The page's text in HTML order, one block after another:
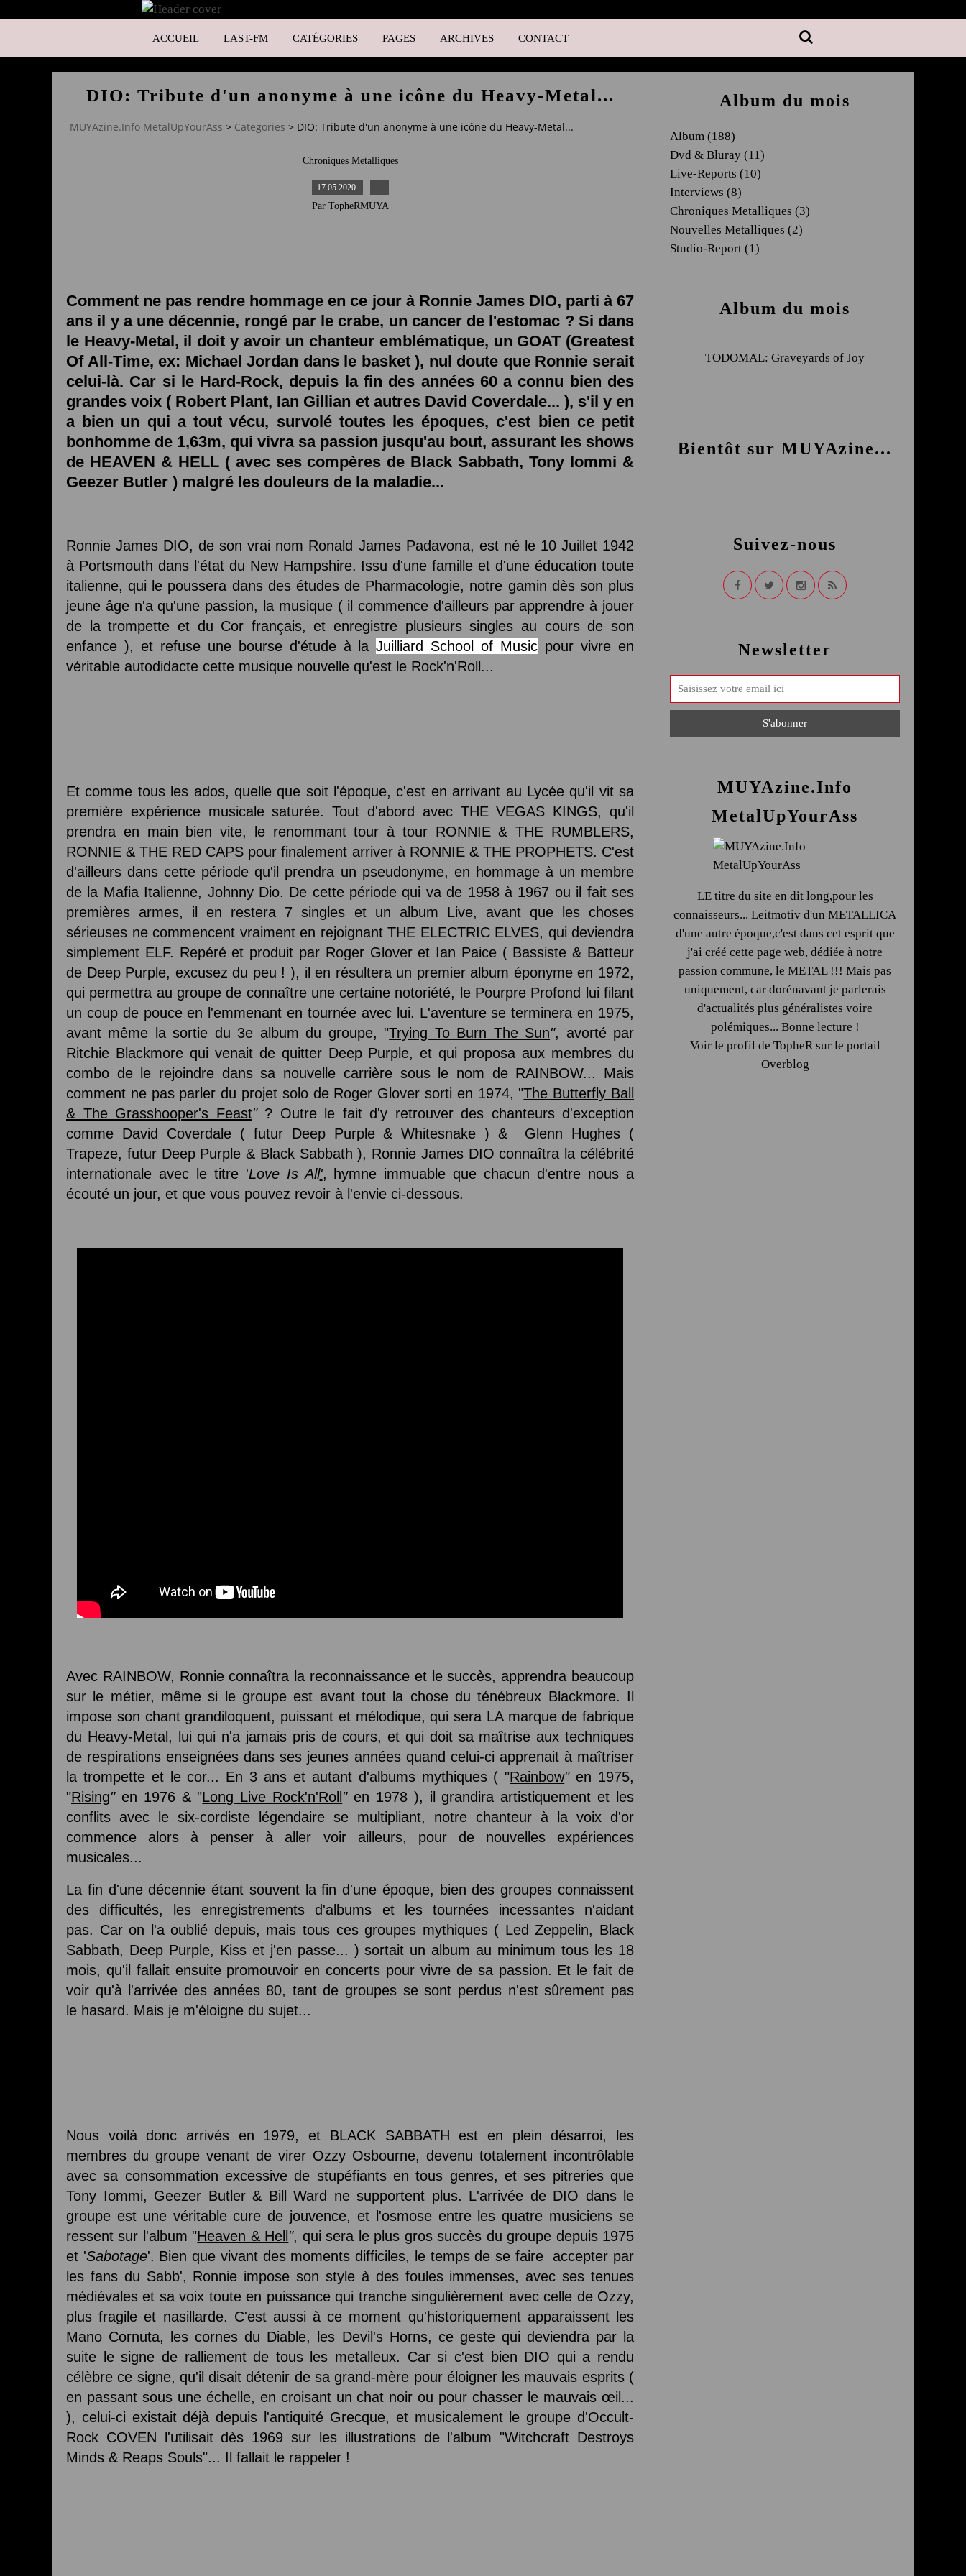
ACCUEIL LAST-FM CATÉGORIES PAGES ARCHIVES CONTACT
DIO: Tribute d'un anonyme à une icône du Heavy-Metal...
MUYAzine.Info MetalUpYourAss > Categories > DIO: Tribute d'un anonyme à une icône du Heavy-Metal...
Chroniques Metalliques
17.05.2020
Par TopheRMUYA
Comment ne pas rendre hommage en ce jour à Ronnie James DIO, parti à 67
ans il y a une décennie, rongé par le crabe, un cancer de l'estomac ? Si dans
le Heavy-Metal, il doit y avoir un chanteur emblématique, un GOAT (Greatest
Of All-Time, ex: Michael Jordan dans le basket ), nul doute que Ronnie serait
celui-là. Car si le Hard-Rock, depuis la fin des années 60 a connu bien des
grandes voix ( Robert Plant, Ian Gillian et autres David Coverdale... ), s'il y en
a bien un qui a tout vécu, survolé toutes les époques, c'est bien ce petit
bonhomme de 1,63m, qui vivra sa passion jusqu'au bout, assurant les shows
de HEAVEN & HELL ( avec ses compères de Black Sabbath, Tony Iommi &
Geezer Butler ) malgré les douleurs de la maladie...
Ronnie James DIO, de son vrai nom Ronald James Padavona, est né le 10 Juillet 1942
à Portsmouth dans l'état du New Hampshire. Issu d'une famille et d'une éducation toute
italienne, qui le poussera dans des études de Pharmacologie, notre gamin dès son plus
jeune âge n'a qu'une passion, la musique ( il commence d'ailleurs par apprendre à jouer
de la trompette et du Cor français, et enregistre plusieurs singles au cours de son
enfance ), et refuse une bourse d'étude à laJuilliard School of Music pour vivre en
véritable autodidacte cette musique nouvelle qu'est le Rock'n'Roll...
Et comme tous les ados, quelle que soit l'époque, c'est en arrivant au Lycée qu'il vit sa
première expérience musicale saturée. Tout d'abord avec THE VEGAS KINGS, qu'il
prendra en main bien vite, le renommant tour à tour RONNIE & THE RUMBLERS,
RONNIE & THE RED CAPS pour finalement arriver à RONNIE & THE PROPHETS. C'est
d'ailleurs dans cette période qu'il prendra un pseudonyme, en hommage à un membre
de la Mafia Italienne, Johnny Dio. De cette période qui va de 1958 à 1967 ou il fait ses
premières armes, il en restera 7 singles et un album Live, avant que les choses
sérieuses ne commencent vraiment en rejoignant THE ELECTRIC ELVES, qui deviendra
simplement ELF. Repéré et produit par Roger Glover et Ian Paice ( Bassiste & Batteur
de Deep Purple, excusez du peu ! ), il en résultera un premier album éponyme en 1972,
qui permettra au groupe de connaître une certaine notoriété, le Pourpre Profond lui filant
un coup de pouce en l'emmenant en tournée avec lui. L'aventure se terminera en 1975,
avant même la sortie du 3e album du groupe, "Trying To Burn The Sun", avorté par
Ritchie Blackmore qui venait de quitter Deep Purple, et qui proposa aux membres du
combo de le rejoindre dans sa nouvelle carrière sous le nom de RAINBOW... Mais
comment ne pas parler du projet solo de Roger Glover sorti en 1974, "The Butterfly Ball
& The Grasshooper's Feast"? Outre le fait d'y retrouver des chanteurs d'exception
comme David Coverdale ( futur Deep Purple & Whitesnake ) & Glenn Hughes (
Trapeze, futur Deep Purple & Black Sabbath ), Ronnie James DIO connaîtra la célébrité
internationale avec le titre 'Love Is All', hymne immuable que chacun d'entre nous a
écouté un jour, et que vous pouvez revoir à l'envie ci-dessous.
Avec RAINBOW, Ronnie connaîtra la reconnaissance et le succès, apprendra beaucoup
sur le métier, même si le groupe est avant tout la chose du ténébreux Blackmore. Il
impose son chant grandiloquent, puissant et mélodique, qui sera LA marque de fabrique
du Heavy-Metal, lui qui n'a jamais pris de cours, et qui doit sa maîtrise aux techniques
de respirations enseignées dans ses jeunes années quand celui-ci apprenait à maîtriser
la trompette et le cor... En 3 ans et autant d'albums mythiques ( "Rainbow"en 1975,
"Rising"en 1976 & "Long Live Rock'n'Roll "en 1978 ), il grandira artistiquement et les
conflits avec le six-cordiste légendaire se multipliant, notre chanteur à la voix d'or
commence alors à penser à aller voir ailleurs, pour de nouvelles expériences
musicales...
La fin d'une décennie étant souvent la fin d'une époque, bien des groupes connaissent
des difficultés, les enregistrements d'albums et les tournées incessantes n'aidant
pas. Car on l'a oublié depuis, mais tous ces groupes mythiques ( Led Zeppelin, Black
Sabbath, Deep Purple, Kiss et j'en passe... ) sortait un album au minimum tous les 18
mois, qu'il fallait ensuite promouvoir en concerts pour vivre de sa passion. Et le fait de
voir qu'à l'arrivée des années 80, tant de groupes se sont perdus n'est sûrement pas
le hasard. Mais je m'éloigne du sujet...
Nous voilà donc arrivés en 1979, et BLACK SABBATH est en plein désarroi, les
membres du groupe venant de virer Ozzy Osbourne, devenu totalement incontrôlable
avec sa consommation excessive de stupéfiants en tous genres, et ses pitreries que
Tony Iommi, Geezer Butler & Bill Ward ne supportent plus. L'arrivée de DIO dans le
groupe est une véritable cure de jouvence, et l'osmose entre les quatre musiciens se
ressent sur l'album "Heaven & Hell ", qui sera le plus gros succès du groupe depuis 1975
et 'Sabotage'. Bien que vivant des moments difficiles, le temps de se faire accepter par
les fans du Sabb', Ronnie impose son style à des foules immenses, avec ses tenues
médiévales et sa voix toute en puissance qui tranche singulièrement avec celle de Ozzy,
plus fragile et nasillarde. C'est aussi à ce moment qu'historiquement apparaissent les
Mano Cornuta, les cornes du Diable, les Devil's Horns, ce geste qui deviendra par la
suite le signe de ralliement de tous les metalleux. Car si c'est bien DIO qui a rendu
célèbre ce signe, qu'il disait détenir de sa grand-mère pour éloigner les mauvais esprits (
en passant sous une échelle, en croisant un chat noir ou pour chasser le mauvais œil...
), celui-ci existait déjà depuis l'antiquité Grecque, et musicalement le groupe d'Occult-
Rock COVEN l'utilisait dès 1969 sur les illustrations de l'album "Witchcraft Destroys
Minds & Reaps Souls"... Il fallait le rappeler !
Newsletter
Album du mois
Album (188)
Dvd & Bluray (11)
Live-Reports (10)
Interviews (8)
Chroniques Metalliques (3)
Nouvelles Metalliques (2)
Studio-Report (1)
MUYAzine.Info
MetalUpYourAss
LE titre du site en dit long,pour les
connaisseurs... Leitmotiv d'un METALLICA
d'une autre époque,c'est dans cet esprit que
j'ai créé cette page web, dédiée à notre
passion commune, le METAL !!! Mais pas
uniquement, car dorénavant je parlerais
d'actualités plus généralistes voire
polémiques... Bonne lecture !
Voir le profil de TopheRsur le portail
Overblog
Suivez-nous
Album du mois
TODOMAL: Graveyards of Joy
Bientôt sur MUYAzine...